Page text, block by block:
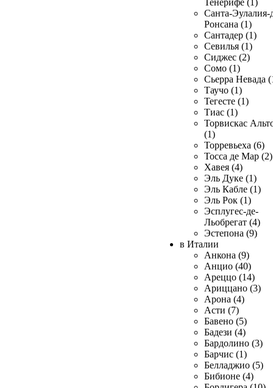
Тенерифе (1)
Санта-Эулалия-
Ронсана (1)
Сантадер (1)
Севилья (1)
Сиджес (2)
Сомо (1)
Сьерра Невада
Таучо (1)
Тегесте (1)
Тиас (1)
Торвискас
(1)
Торревьеха (6)
Тосса де Мар (2)
Хавея (4)
Эль Дуке (1)
Эль Кабле (1)
Эль Рок (1)
Эсплугес-де-
Льобрегат (4)
Эстепона (9)
в Италии
Анкона (9)
Анцио (40)
Ареццо (14)
Ариццано (3)
Арона (4)
Асти (7)
Бавено (5)
Бадези (4)
Бардолино (3)
Барчис (1)
Белладжио (5)
Бибионе (4)